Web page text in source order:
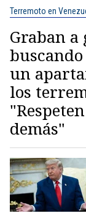
Terremoto en
Graban
un
los
demás"